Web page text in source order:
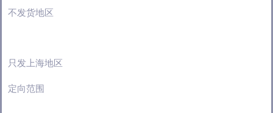
不发货地区
只发上海地区
定向范围